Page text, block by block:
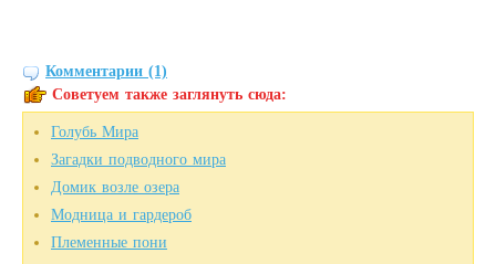
Комментарии (1)
Советуем также заглянуть сюда:
Голубь Мира
Загадки подводного мира
Домик возле озера
Модница и гардероб
Племенные пони